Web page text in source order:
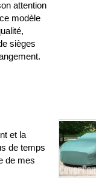
attention
modèle
sièges
et la
de temps
de mes